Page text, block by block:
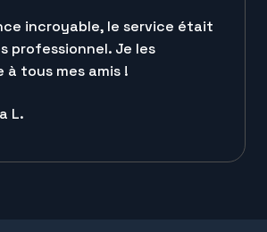
incroyable, le service était
professionnel. Je les
à tous mes amis !
L.